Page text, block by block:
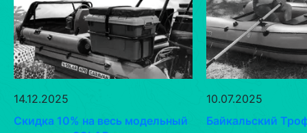
14.12.2025
Скидка 10% на весь модельный
10.07.2025
Байкальский